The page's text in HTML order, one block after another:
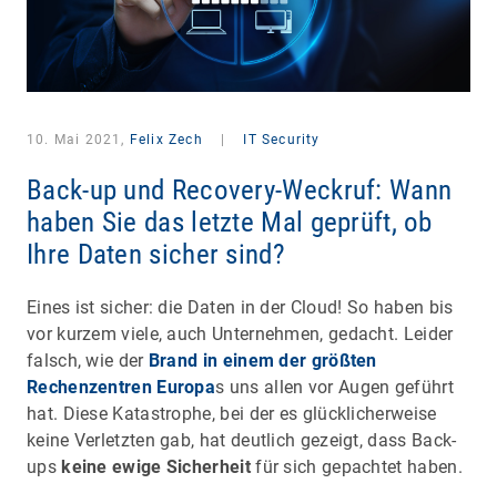
10. Mai 2021, Felix Zech IT Security
Back-up und Recovery-Weckruf: Wann
haben Sie das letzte Mal geprüft, ob
Ihre Daten sicher sind?
Eines ist sicher: die Daten in der Cloud! So haben bis
vor kurzem viele, auch Unternehmen, gedacht. Leider
falsch, wie der Brand in einem der größten
Rechenzentren Europas uns allen vor Augen geführt
hat. Diese Katastrophe, bei der es glücklicherweise
keine Verletzten gab, hat deutlich gezeigt, dass Back-
ups keine ewige Sicherheitfür sich gepachtet haben.